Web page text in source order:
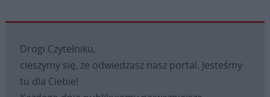
Drogi Czytelniku,
cieszymy się, że odwiedzasz nasz portal. Jesteśmy
tu dla Ciebie!